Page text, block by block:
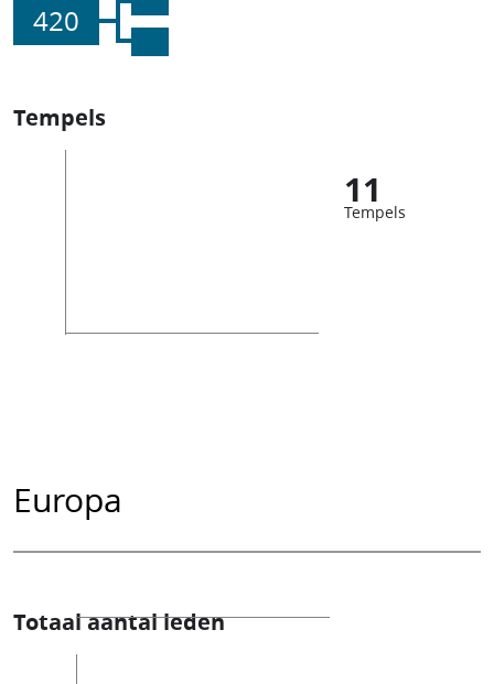
420
Tempels
11
Tempels
Europa
Totaal aantal leden